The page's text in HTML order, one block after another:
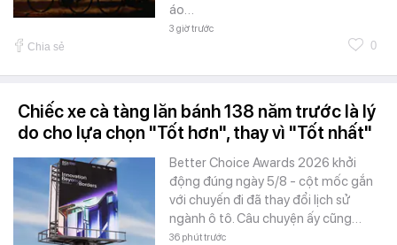
áo…
3 giờ trước
Chia sẻ 0
Chiếc xe cà tàng lăn bánh 138 năm trước là lý
do cho lựa chọn "Tốt hơn", thay vì "Tốt nhất"
Better Choice Awards 2026 khởi
động đúng ngày 5/8 - cột mốc gắn
với chuyến đi đã thay đổi lịch sử
ngành ô tô. Câu chuyện ấy cũng…
36 phút trước